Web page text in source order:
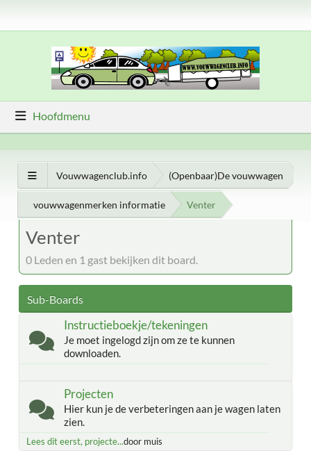
Hoofdmenu
Vouwwagenclub.info (Openbaar)De vouwwagen
vouwwagenmerken informatie Venter
Venter
0 Leden en 1 gast bekijken dit board.
Sub-Boards
Instructieboekje/tekeningen
Je moet ingelogd zijn om ze te kunnen
downloaden.
Projecten
Hier kun je de verbeteringen aan je wagen laten
zien.
Lees dit eerst, projecte...door muis